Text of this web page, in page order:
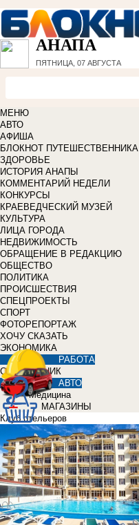
АНАПА
ПЯТНИЦА, 07 АВГУСТА
МЕНЮ
АВТО
АФИША
БЛОКНОТ ПУТЕШЕСТВЕННИКА
ЗДОРОВЬЕ
ИСТОРИЯ АНАПЫ
КОММЕНТАРИЙ НЕДЕЛИ
КОНКУРСЫ
КРАЕВЕДЧЕСКИЙ МУЗЕЙ
КУЛЬТУРА
ЛИЦА ГОРОДА
НЕДВИЖИМОСТЬ
ОБРАЩЕНИЕ В РЕДАКЦИЮ
ОБЩЕСТВО
ПОЛИТИКА
ПРОИСШЕСТВИЯ
СПЕЦПРОЕКТЫ
СПОРТ
ФОТОРЕПОРТАЖ
ХОЧУ СКАЗАТЬ
ЭКОНОМИКА
РАБОТА
СПРАВОЧНИК
АВТО
Медицина
МАГАЗИНЫ
Клуб отельеров